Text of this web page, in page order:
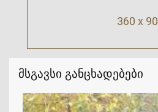
360 x 90
მსგავსი განცხადებები